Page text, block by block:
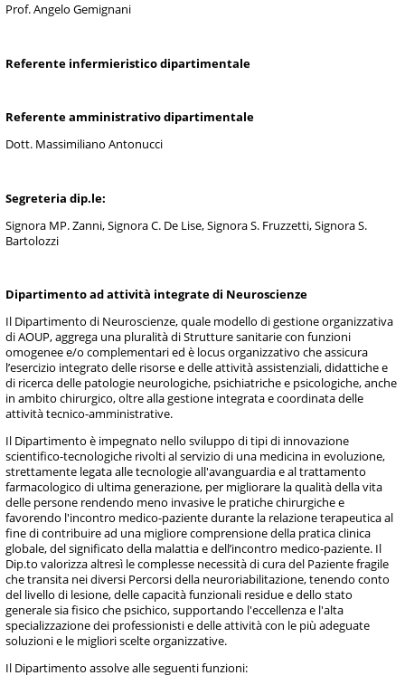
Prof. Angelo Gemignani
Referente infermieristico dipartimentale
Referente amministrativo dipartimentale
Dott. Massimiliano Antonucci
Segreteria dip.le:
Signora MP. Zanni, Signora C. De Lise, Signora S. Fruzzetti, Signora S.
Bartolozzi
Dipartimento ad attività integrate di Neuroscienze
Il Dipartimento di Neuroscienze, quale modello di gestione organizzativa
di AOUP, aggrega una pluralità di Strutture sanitarie con funzioni
omogenee e/o complementari ed è locus organizzativo che assicura
l’esercizio integrato delle risorse e delle attività assistenziali, didattiche e
di ricerca delle patologie neurologiche, psichiatriche e psicologiche, anche
in ambito chirurgico, oltre alla gestione integrata e coordinata delle
attività tecnico-amministrative.
Il Dipartimento è impegnato nello sviluppo di tipi di innovazione
scientifico-tecnologiche rivolti al servizio di una medicina in evoluzione,
strettamente legata alle tecnologie all'avanguardia e al trattamento
farmacologico di ultima generazione, per migliorare la qualità della vita
delle persone rendendo meno invasive le pratiche chirurgiche e
favorendo l'incontro medico-paziente durante la relazione terapeutica al
fine di contribuire ad una migliore comprensione della pratica clinica
globale, del significato della malattia e dell’incontro medico-paziente. Il
Dip.to valorizza altresì le complesse necessità di cura del Paziente fragile
che transita nei diversi Percorsi della neuroriabilitazione, tenendo conto
del livello di lesione, delle capacità funzionali residue e dello stato
generale sia fisico che psichico, supportando l'eccellenza e l'alta
specializzazione dei professionisti e delle attività con le più adeguate
soluzioni e le migliori scelte organizzative.
Il Dipartimento assolve alle seguenti funzioni: